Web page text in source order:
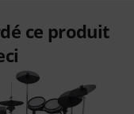
ce produit